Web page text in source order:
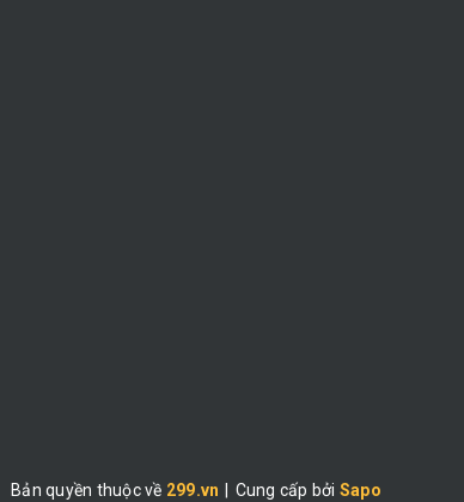
Bản quyền thuộc về 299.vn Cung cấp bởi Sapo